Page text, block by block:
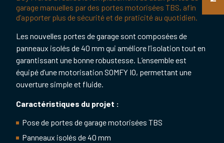
garage manuelles par des portes motorisées TBS, afin
d’apporter plus de sécurité et de praticité au quotidien.
Les nouvelles portes de garage sont composées de
panneaux isolés de 40 mm qui améliore l’isolation tout en
garantissant une bonne robustesse. L’ensemble est
équipé d’une motorisation SOMFY IO, permettant une
ouverture simple et fluide.
Caractéristiques du projet :
Pose de portes de garage motorisées TBS
Panneaux isolés de 40 mm